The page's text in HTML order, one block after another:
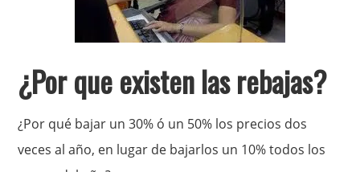
¿Por que existen las rebajas?
¿Por qué bajar un 30% ó un 50% los precios dos
veces al año, en lugar de bajarlos un 10% todos los